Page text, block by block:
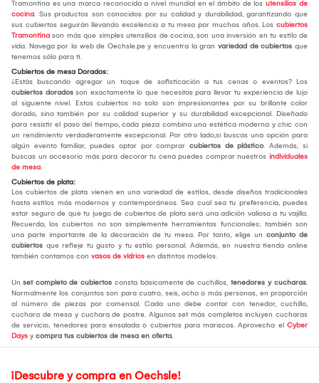
Tramontina es una marca reconocida a nivel mundial en el ámbito de los utensilios de
cocina. Sus productos son conocidos por su calidad y durabilidad, garantizando que
sus cubiertos seguirán llevando excelencia a tu mesa por muchos años. Los cubiertos
Tramontina son más que simples utensilios de cocina, son una inversión en tu estilo de
vida. Navega por la web de Oechsle.pe y encuentra la gran variedad de cubiertos que
tenemos sólo para ti.
Cubiertos de mesa Dorados:
¿Estás buscando agregar un toque de sofisticación a tus cenas o eventos? Los
cubiertos dorados son exactamente lo que necesitas para llevar tu experiencia de lujo
al siguiente nivel. Estos cubiertos no solo son impresionantes por su brillante color
dorado, sino también por su calidad superior y su durabilidad excepcional. Diseñado
para resistir el paso del tiempo, cada pieza combina una estética moderna y chic con
un rendimiento verdaderamente excepcional. Por otro lado,si buscas una opción para
algún evento familiar, puedes optar por comprar cubiertos de plástico. Además, si
buscas un accesorio más para decorar tu cena puedes comprar nuestros individuales
de mesa.
Cubiertos de plata:
Los cubiertos de plata vienen en una variedad de estilos, desde diseños tradicionales
hasta estilos más modernos y contemporáneos. Sea cual sea tu preferencia, puedes
estar seguro de que tu juego de cubiertos de plata será una adición valiosa a tu vajilla.
Recuerda, los cubiertos no son simplemente herramientas funcionales; también son
una parte importante de la decoración de tu mesa. Por tanto, elige un conjunto de
cubiertos que refleje tu gusto y tu estilo personal. Además, en nuestra tienda online
también contamos con vasos de vidrios en distintos modelos.
Un set completo de cubiertos consta básicamente de cuchillos, tenedores y cucharas.
Normalmente los conjuntos son para cuatro, seis, ocho o más personas, en proporción
al número de piezas por comensal. Cada uno debe contar con tenedor, cuchillo,
cuchara de mesa y cuchara de postre. Algunos set más completos incluyen cucharas
de servicio, tenedores para ensalada o cubiertos para mariscos. Aprovecha el Cyber
Days y compra tus cubiertos de mesa en oferta.
¡Descubre y compra en Oechsle!